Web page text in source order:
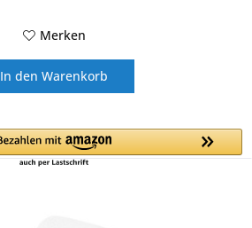
Merken
In den Warenkorb